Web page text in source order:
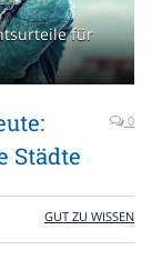
für
Städte
0
GUT ZU WISSEN